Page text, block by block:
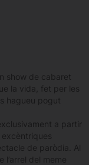
show de cabaret
la vida, fet per les
hagueu pogut
a partir
excèntriques
de paròdia. Al
l’arrel del meme